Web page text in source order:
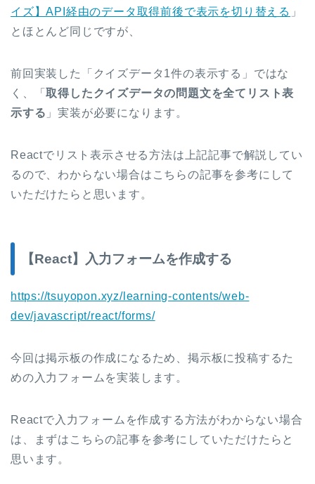
イズ】API経由のデータ取得前後で表示を切り替える 」
とほとんど同じですが、
前回実装した「クイズデータ1件の表示する」ではな
く、「取得したクイズデータの問題文を全てリスト表
示する 」実装が必要になります。
Reactでリスト表示させる方法は上記記事で解説してい
るので、わからない場合はこちらの記事を参考にして
いただけたらと思います。
【React】入力フォームを作成する
https://tsuyopon.xyz/learning-contents/web-
dev/javascript/react/forms/
今回は掲示板の作成になるため、掲示板に投稿するた
めの入力フォームを実装します。
Reactで入力フォームを作成する方法がわからない場合
は、まずはこちらの記事を参考にしていただけたらと
思います。